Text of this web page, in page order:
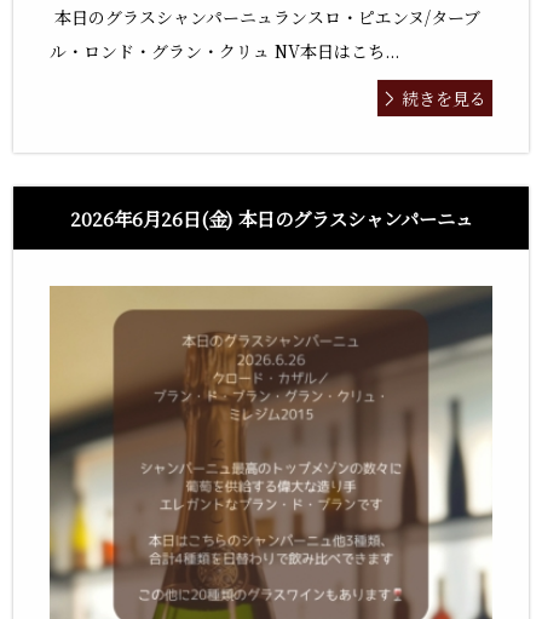
本日のグラスシャンパーニュランスロ・ピエンヌ/ターブ
ル・ロンド・グラン・クリュ NV本日はこち...
続きを見る
2026年6月26日(金) 本日のグラスシャンパーニュ